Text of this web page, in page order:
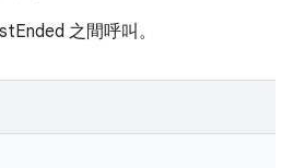
之間呼叫。